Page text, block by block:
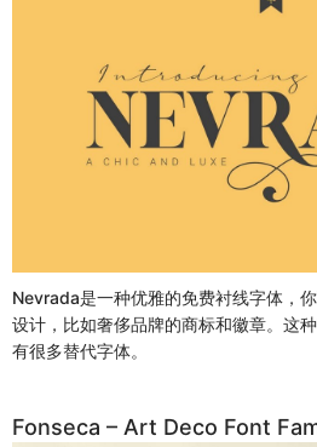
Nevrada是一种优雅的免费衬线字体，
设计，比如奢侈品牌的商标和徽章。这
有很多替代字体。
Fonseca – Art Deco Font